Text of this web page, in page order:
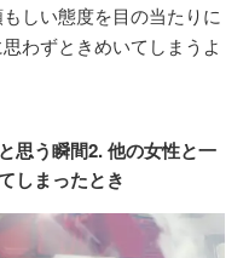
しい態度を目の当たりに
わずときめいてしまうよ
思う瞬間2. 他の女性と一
しまったとき